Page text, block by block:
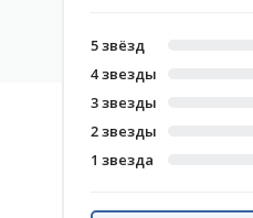
5 звёзд
4 звезды
3 звезды
2 звезды
1 звезда